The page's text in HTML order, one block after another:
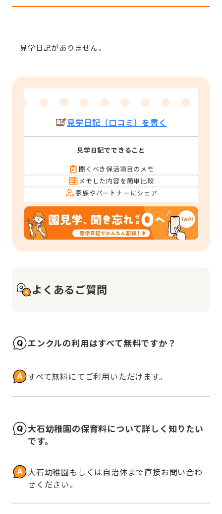
見学日記がありません。
見学日記（口コミ）を書く
見学日記でできること
聞くべき保活項目のメモ
メモした内容を簡単比較
家族やパートナーにシェア
よくあるご質問
エンクルの利用はすべて無料ですか？
すべて無料にてご利用いただけます。
大石幼稚園の保育料について詳しく知りたい
です。
大石幼稚園もしくは自治体まで直接お問い合わ
せください。